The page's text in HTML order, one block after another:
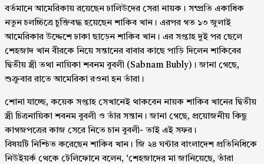
বর্তমানে আমেরিকায় রয়েছেন ঢালিউদের সেরা নায়ক। সম্প্রতি একাধিক
নতুন চলচ্চিত্রে চুক্তিবদ্ধ হয়েছেন শাকিব খান। এরপর গত ১৩ জুলাই
আমেরিকার উদ্দেশে ঢাকা ছাড়েন শাকিব খান। এর সপ্তাহ দুই পর ছেলে
শেহজাদ খান বীরকে নিয়ে সন্তানের বাবার কাছে পাড়ি দিলেন শাকিবের
দ্বিতীয় স্ত্রী তথা নায়িকা শবনম বুবলী (Sabnam Bubly)। জানা গেছে,
শুক্রুবার রাতে আমেরিকা রওনা হন তাঁরা।
শোনা যাচ্ছে, কয়েক সপ্তাহ সেখানেই থাকবেন নায়ক শাকিব খানের দ্বিতীয়
স্ত্রী চিত্রনায়িকা শবনম বুবলী ও তাঁর সন্তান। জানা গেছে, প্রয়োজনীয় কিছু
কাগজপত্রের কাজ সেরে নিতে চান বুবলী- তাই এই সফর।
বিষয়টি নিশ্চিত করেছেন শাকিব খান। জি ২৪ ঘন্টার বাংলাদেশ প্রতিনিধিকে
নিউইয়র্ক থেকে টেলিফোনে বলেন, ‘শেহজাদের মা জানিয়েছে, তাঁরা